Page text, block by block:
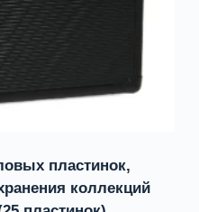
пластинок,
коллекций